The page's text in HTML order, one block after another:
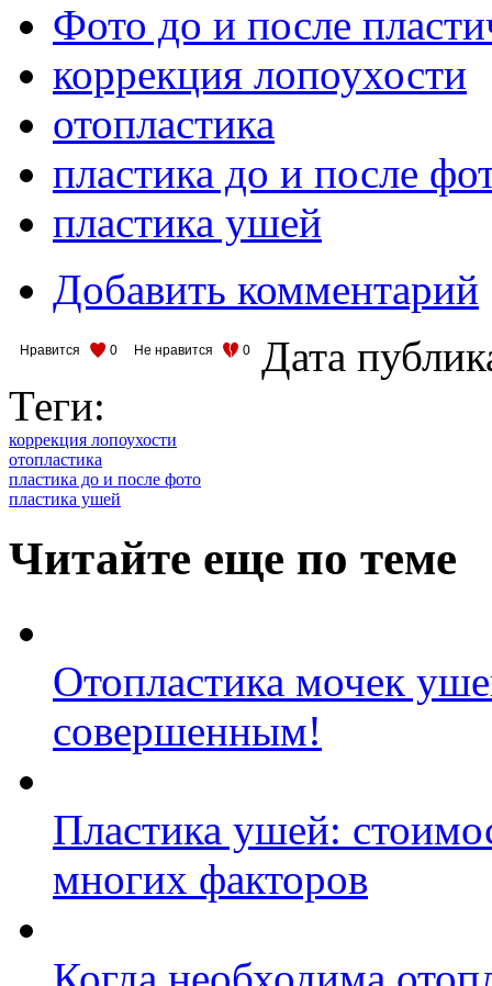
Фото до и после
коррекция лопоухости
отопластика
пластика до и после
пластика ушей
Добавить комментарий
Нравится 0 Не нравится 0
Дата
Теги:
коррекция лопоухости
отопластика
пластика до и после фото
пластика ушей
Читайте еще по теме
Отопластика мочек
совершенным!
Пластика ушей:
многих факторов